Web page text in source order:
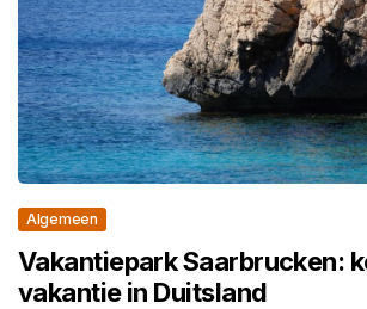
Algemeen
Vakantiepark Saarbrucken:
vakantie in Duitsland